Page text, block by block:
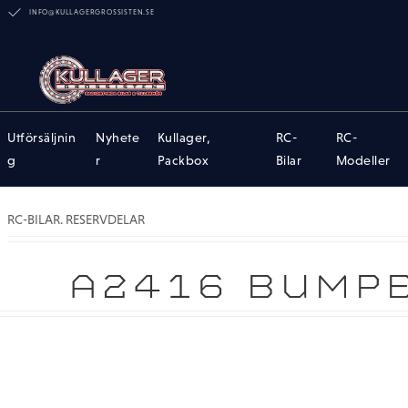
INFO@KULLAGERGROSSISTEN.SE
Utförsäljnin
g
Nyhete
r
Kullager,
Packbox
RC-
Bilar
RC-
Modeller
RC-BILAR. RESERVDELAR
A2416